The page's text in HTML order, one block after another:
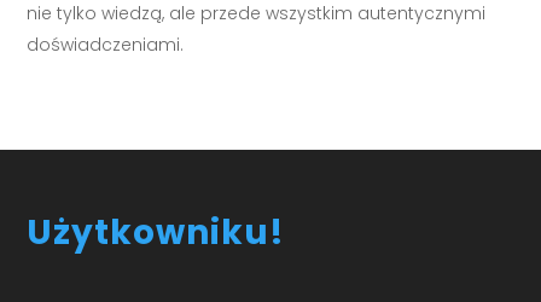
nie tylko wiedzą, ale przede wszystkim autentycznymi
doświadczeniami.
Użytkowniku!